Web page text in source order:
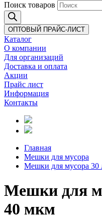
Поиск товаров
ОПТОВЫЙ ПРАЙС-ЛИСТ
Каталог
О компании
Для организаций
Доставка и оплата
Акции
Прайс лист
Информация
Контакты
Главная
Мешки для мусора
Мешки для мусора 30
Мешки для
40 мкм